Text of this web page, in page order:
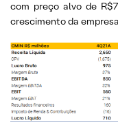
com preço alvo de
crescimento da